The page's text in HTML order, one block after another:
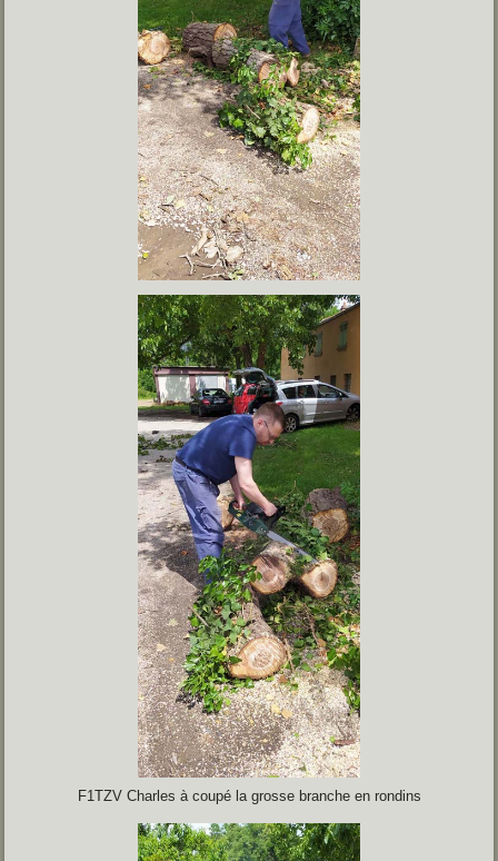
F1TZV Charles à coupé la grosse branche en rondins